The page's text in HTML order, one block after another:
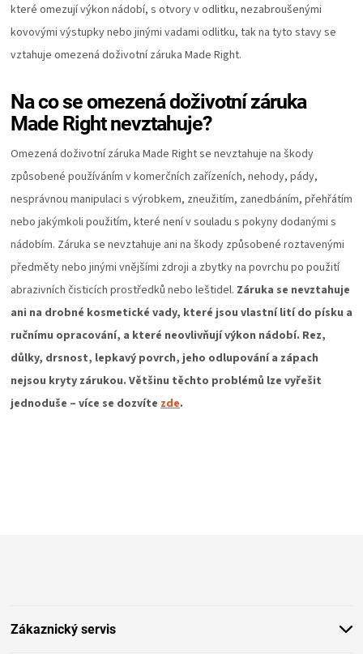
O
HAVAJSKÉ
KOŠILE
VÍNO
DÁRKOVÉ
POUKAZY
ZNAČKY
MĚNA
které omezují výkon nádobí, s otvory v odlitku, nezabroušenými
kovovými výstupky nebo jinými vadami odlitku, tak na tyto stavy se
vztahuje omezená doživotní záruka Made Right.
Na co se omezená doživotní záruka
Made Right nevztahuje?
Omezená doživotní záruka Made Right se nevztahuje na škody
způsobené používáním v komerčních zařízeních, nehody, pády,
nesprávnou manipulaci s výrobkem, zneužitím, zanedbáním, přehřátím
nebo jakýmkoli použitím, které není v souladu s pokyny dodanými s
nádobím. Záruka se nevztahuje ani na škody způsobené roztavenými
předměty nebo jinými vnějšími zdroji a zbytky na povrchu po použití
abrazivních čisticích prostředků nebo leštidel. Záruka se nevztahuje
ani na drobné kosmetické vady, které jsou vlastní lití do písku a
ručnímu opracování, a které neovlivňují výkon nádobí. Rez,
důlky, drsnost, lepkavý povrch, jeho odlupování a zápach
nejsou kryty zárukou. Většinu těchto problémů lze vyřešit
jednoduše – více se dozvíte zde.
Zákaznický servis